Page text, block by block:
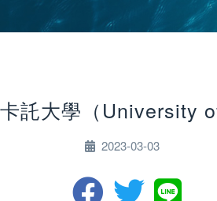
卡託大學（University
2023-03-03